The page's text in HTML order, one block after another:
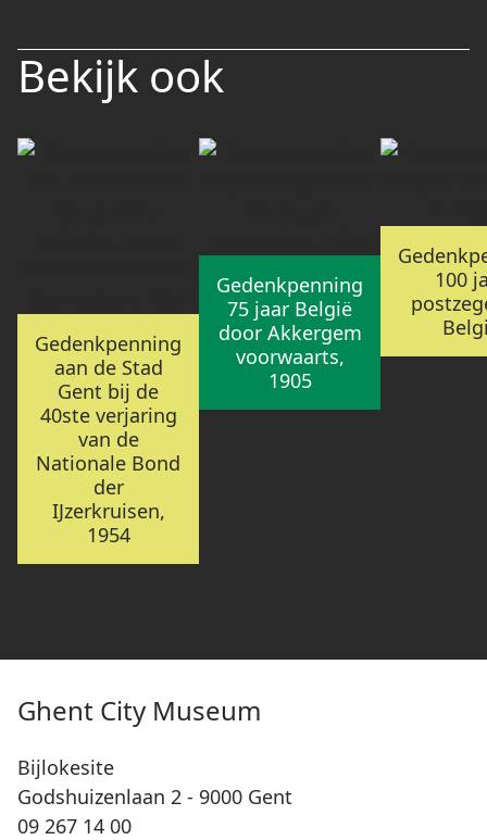
Bekijk ook
Gedenkpenning
aan de Stad
Gent bij de
40ste verjaring
van de
Nationale Bond
der
IJzerkruisen,
1954
Gedenkpenning
75 jaar België
door Akkergem
voorwaarts,
1905
100
Ghent City Museum
Bijlokesite
Godshuizenlaan 2 - 9000 Gent
09 267 14 00